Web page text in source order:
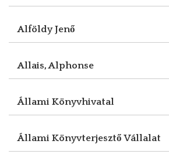
Alföldy Jenő
Allais, Alphonse
Állami Könyvhivatal
Állami Könyvterjesztő Vállalat